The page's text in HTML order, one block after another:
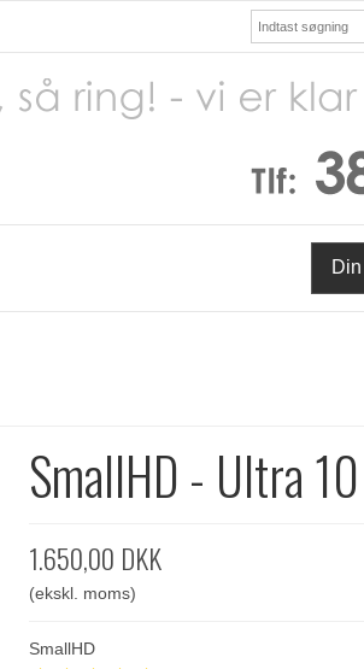
SmallHD - Ultra
1.650,00 DKK
(ekskl. moms)
SmallHD